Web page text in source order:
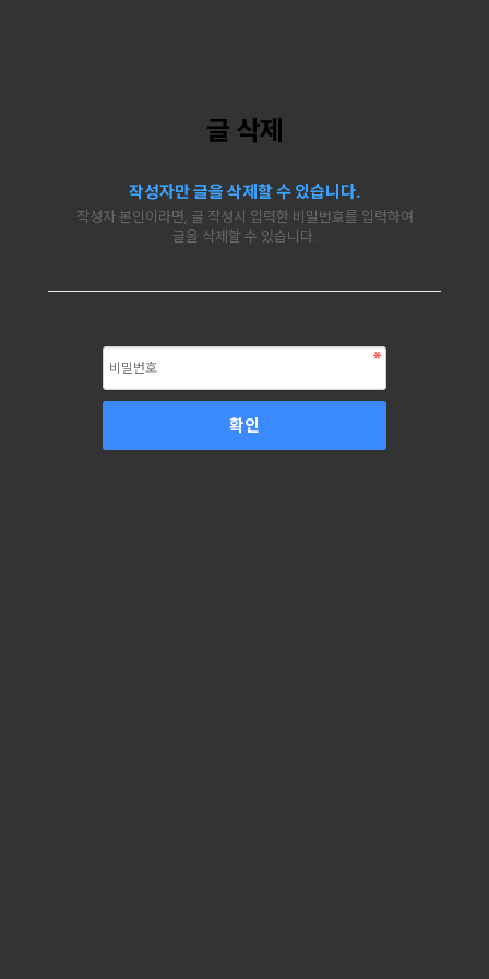
글 삭제
작성자만 글을 삭제할 수 있습니다.
작성자 본인이라면, 글 작성시 입력한 비밀번호를 입력하여
글을 삭제할 수 있습니다.